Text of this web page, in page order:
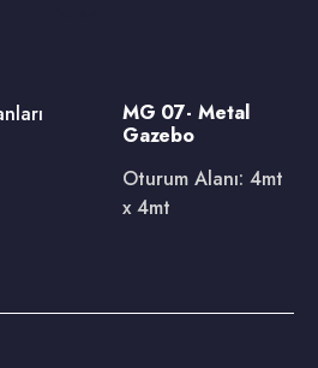
MG 07- Metal
Gazebo
Oturum Alanı: 4mt
x 4mt